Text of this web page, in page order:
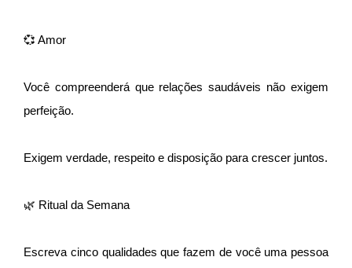
💞 Amor
Você compreenderá que relações saudáveis não exigem
perfeição.
Exigem verdade, respeito e disposição para crescer juntos.
🌿 Ritual da Semana
Escreva cinco qualidades que fazem de você uma pessoa